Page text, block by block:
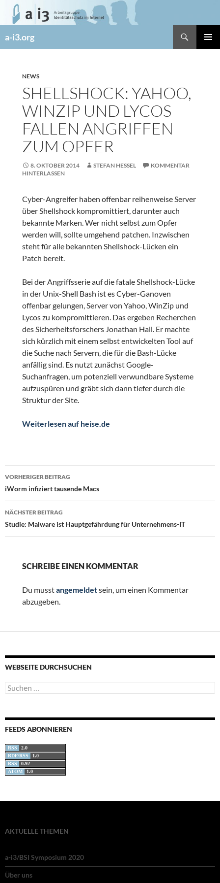
Zum
Inhalt
a-i3.org
NEWS
SHELLSHOCK: YAHOO,
WINZIP UND LYCOS
FALLEN ANGRIFFEN
ZUM OPFER
8. OKTOBER 2014 STEFAN HESSEL
KOMMENTAR
HINTERLASSEN
Cyber-Angreifer haben offenbar reihenweise Server
über Shellshock kompromittiert, darunter auch
bekannte Marken. Wer nicht selbst zum Opfer
werden will, sollte umgehend patchen. Inzwischen
steht für alle bekannten Shellshock-Lücken ein
Patch bereit.
Bei der Angriffsserie auf die fatale Shellshock-Lücke
in der Unix-Shell Bash ist es Cyber-Ganoven
offenbar gelungen, Server von Yahoo, WinZip und
Lycos zu kompromittieren. Das ergeben Recherchen
des Sicherheitsforschers Jonathan Hall. Er machte
sich kürzlich mit einem selbst entwickelten Tool auf
die Suche nach Servern, die für die Bash-Lücke
anfällig sind. Es nutzt zunächst Google-
Suchanfragen, um potenziell verwundbare Systeme
aufzuspüren und gräbt sich dann tiefer durch die
Struktur der Site.
Weiterlesen auf heise.de
Beitragsnavigation
VORHERIGER BEITRAG
iWorm infiziert tausende Macs
NÄCHSTER BEITRAG
Studie: Malware ist Hauptgefährdung für Unternehmens-IT
SCHREIBE EINEN KOMMENTAR
Du musstangemeldetsein, um einen Kommentar
abzugeben.
WEBSEITE DURCHSUCHEN
Suchen
nach:
FEEDS ABONNIEREN
RSS
2.0
RDF/RSS
1.0
RSS
0.92
ATOM
1.0
AKTUELLE THEMEN
a-i3/BSI Symposium 2020
Über uns